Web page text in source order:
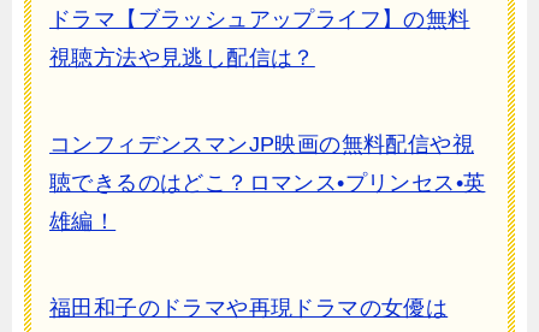
ドラマ【ブラッシュアップライフ】の無料
視聴方法や見逃し配信は？
コンフィデンスマンJP映画の無料配信や視
聴できるのはどこ？ロマンス•プリンセス•英
雄編！
福田和子のドラマや再現ドラマの女優は